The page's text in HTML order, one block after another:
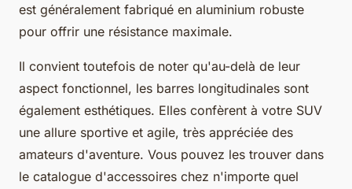
est généralement fabriqué en aluminium robuste
pour offrir une résistance maximale.
Il convient toutefois de noter qu'au-delà de leur
aspect fonctionnel, les barres longitudinales sont
également esthétiques. Elles confèrent à votre SUV
une allure sportive et agile, très appréciée des
amateurs d'aventure. Vous pouvez les trouver dans
le catalogue d'accessoires chez n'importe quel